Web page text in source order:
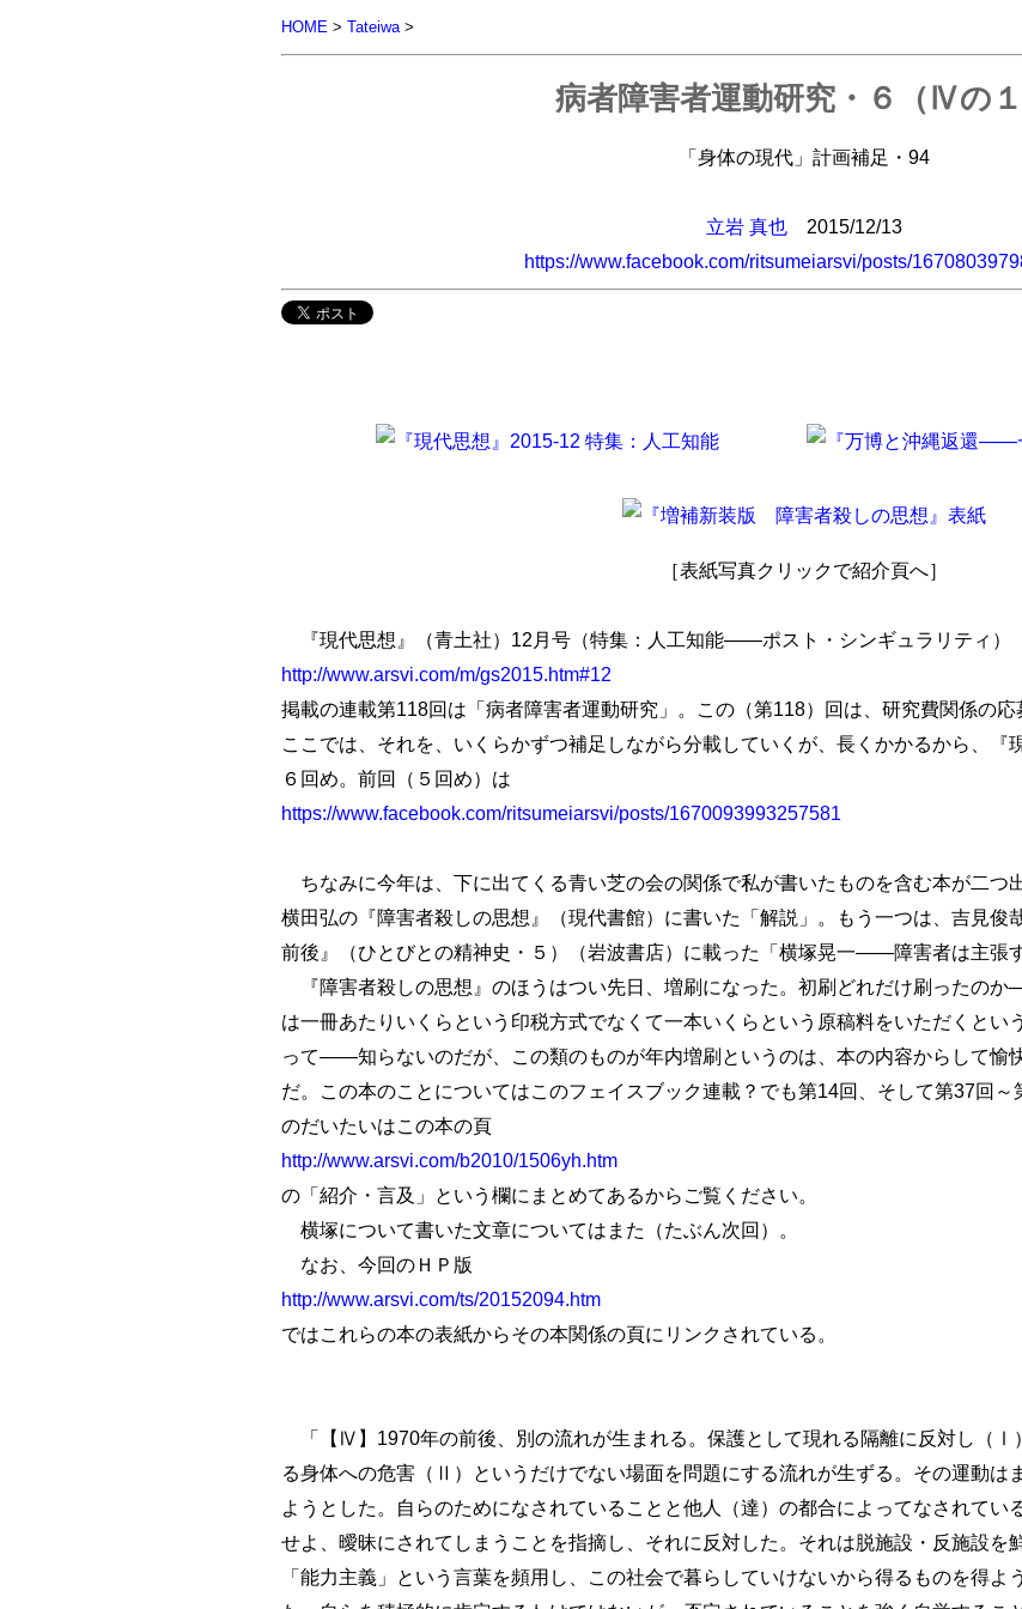
HOME> Tateiwa>
病者障害者運動研究・６（Ⅳの１
「身体の現代」計画補足・94
立岩 真也
2015/12/13
https://www.facebook.com/ritsumeiarsvi/posts/
［表紙写真クリックで紹介頁へ］
『現代思想』（青土社）12月号（特集：人工知能――ポスト・シンギュラリティ）
http://www.arsvi.com/m/gs2015.htm#12
掲載の連載第118回は「病者障害者運動研究」。この（第118）回は、研究費関係の応
ここでは、それを、いくらかずつ補足しながら分載していくが、長くかかるから、『
６回め。前回（５回め）は
https://www.facebook.com/ritsumeiarsvi/posts/1670093993257581
ちなみに今年は、下に出てくる青い芝の会の関係で私が書いたものを含む本が二つ
横田弘の『障害者殺しの思想』（現代書館）に書いた「解説」。もう一つは、吉見
前後』（ひとびとの精神史・５）（岩波書店）に載った「横塚晃一――障害者は主張
『障害者殺しの思想』のほうはつい先日、増刷になった。初刷どれだけ刷ったの
は一冊あたりいくらという印税方式でなくて一本いくらという原稿料をいただくとい
って――知らないのだが、この類のものが年内増刷というのは、本の内容からして愉
だ。この本のことについてはこのフェイスブック連載？でも第14回、そして第37回
のだいたいはこの本の頁
http://www.arsvi.com/b2010/1506yh.htm
の「紹介・言及」という欄にまとめてあるからご覧ください。
横塚について書いた文章についてはまた（たぶん次回）。
なお、今回のＨＰ版
http://www.arsvi.com/ts/20152094.htm
ではこれらの本の表紙からその本関係の頁にリンクされている。
「【Ⅳ】1970年の前後、別の流れが生まれる。保護として現れる隔離に反対し（Ⅰ
る身体への危害（Ⅱ）というだけでない場面を問題にする流れが生ずる。その運動は
ようとした。自らのためになされていることと他人（達）の都合によってなされてい
せよ、曖昧にされてしまうことを指摘し、それに反対した。それは脱施設・反施設を
「能力主義」という言葉を頻用し、この社会で暮らしていけないから得るものを得よ